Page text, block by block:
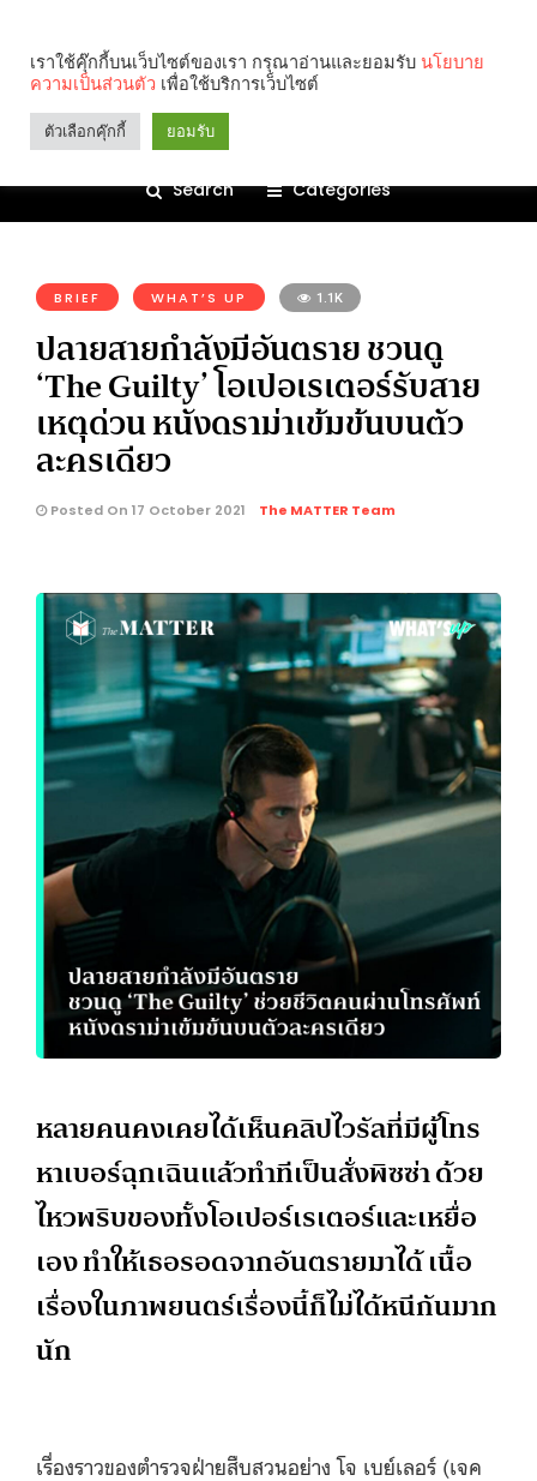
Search Categories
BRIEF WHAT’S UP 1.1K
ปลายสายกำลังมีอันตราย ชวนดู
‘The Guilty’ โอเปอเรเตอร์รับสาย
เหตุด่วน หนังดราม่าเข้มข้นบนตัว
ละครเดียว
Posted On 17 October 2021 The MATTER Team
หลายคนคงเคยได้เห็นคลิปไวรัลที่มีผู้โทร
หาเบอร์ฉุกเฉินแล้วทำทีเป็นสั่งพิซซ่า ด้วย
ไหวพริบของทั้งโอเปอร์เรเตอร์และเหยื่อ
เอง ทำให้เธอรอดจากอันตรายมาได้ เนื้อ
เรื่องในภาพยนตร์เรื่องนี้ก็ไม่ได้หนีกันมาก
นัก
เรื่องราวของตำรวจฝ่ายสืบสวนอย่าง โจ เบย์เลอร์ (เจค
เราใช้คุ๊กกี้บนเว็บไซต์ของเรา กรุณาอ่านและยอมรับ นโยบาย
ความเป็นส่วนตัว เพื่อใช้บริการเว็บไซต์
ตัวเลือกคุ๊กกี้ ยอมรับ